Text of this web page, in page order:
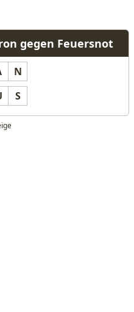
gegen Feuersnot
N
S